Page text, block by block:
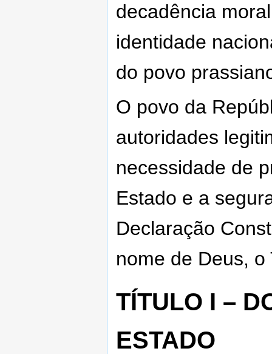
decadência
identidade
do povo
O povo da
autoridades
necessidade de
Estado e a
Declaração
nome de Deus,
TÍTULO I –
ESTADO